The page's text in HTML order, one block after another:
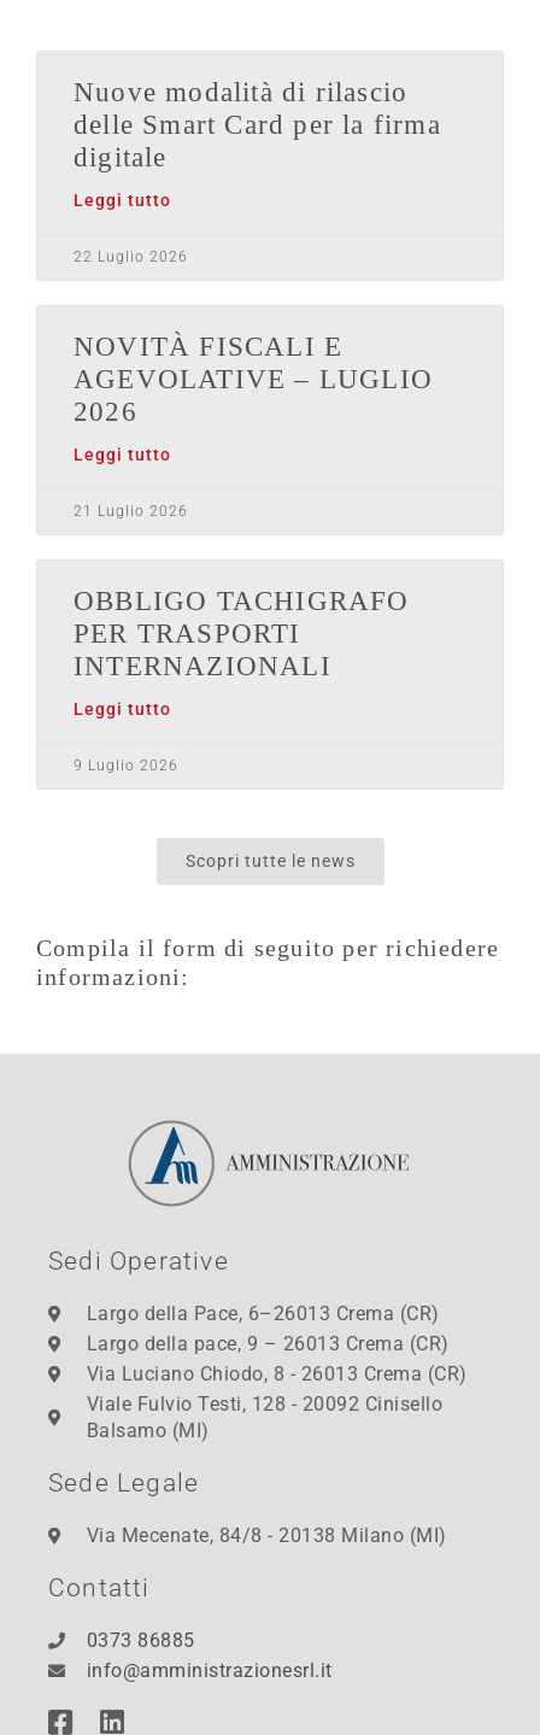
Nuove modalità di rilascio
delle Smart Card per la firma
digitale
Leggi tutto
22 Luglio 2026
NOVITÀ FISCALI E
AGEVOLATIVE – LUGLIO
2026
Leggi tutto
21 Luglio 2026
OBBLIGO TACHIGRAFO
PER TRASPORTI
INTERNAZIONALI
Leggi tutto
9 Luglio 2026
Scopri tutte le news
Compila il form di seguito per richiedere
informazioni:
Sedi Operative
Largo della Pace, 6–26013 Crema (CR)
Largo della pace, 9 – 26013 Crema (CR)
Via Luciano Chiodo, 8 - 26013 Crema (CR)
Viale Fulvio Testi, 128 - 20092 Cinisello
Balsamo (MI)
Sede Legale
Via Mecenate, 84/8 - 20138 Milano (MI)
Contatti
0373 86885
info@amministrazionesrl.it